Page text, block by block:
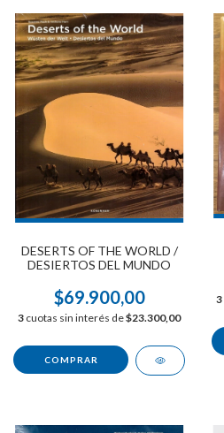
DESERTS OF THE WORLD /
DESIERTOS DEL MUNDO
$69.900,00
3 cuotas sin interés de$23.300,00
3